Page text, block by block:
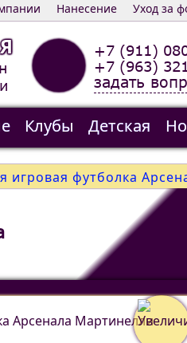
Уход за
Нанесение
+7 (911)
+7 (963)
задать
Клубы Детская
игровая футболка